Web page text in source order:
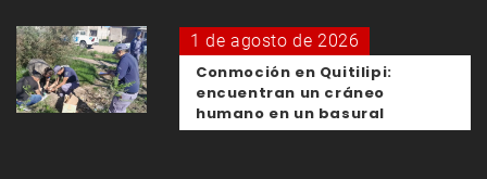
1 de agosto de 2026
Conmoción en Quitilipi:
encuentran un cráneo
humano en un basural